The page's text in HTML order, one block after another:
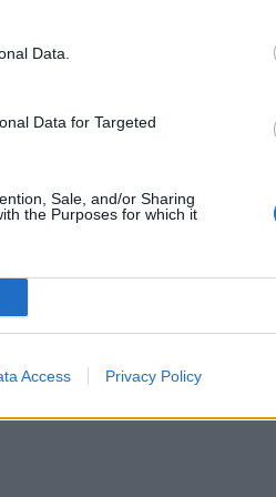
Data.
Data for Targeted
Sale, and/or Sharing
the Purposes for which it
Access Privacy Policy